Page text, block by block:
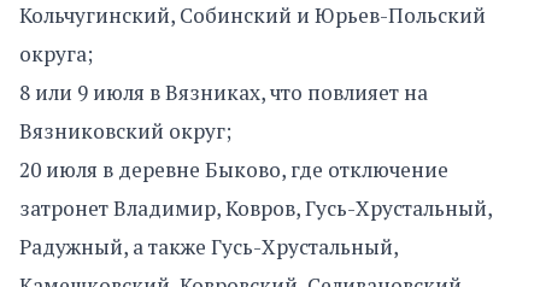
Кольчугинский, Собинский и Юрьев-Польский
округа;
8 или 9 июля в Вязниках, что повлияет на
Вязниковский округ;
20 июля в деревне Быково, где отключение
затронет Владимир, Ковров, Гусь-Хрустальный,
Радужный, а также Гусь-Хрустальный,